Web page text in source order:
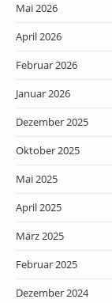
Mai 2026
April 2026
Februar 2026
Januar 2026
Dezember 2025
Oktober 2025
Mai 2025
April 2025
März 2025
Februar 2025
Dezember 2024